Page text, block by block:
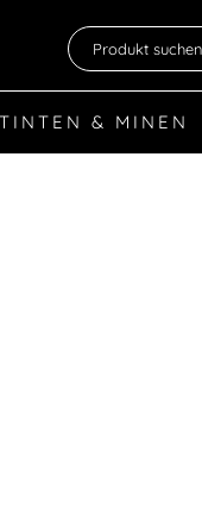
TINTEN & MINEN
Produkt suchen